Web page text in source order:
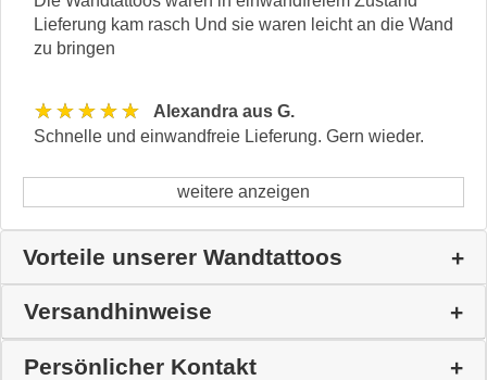
Lieferung kam rasch Und sie waren leicht an die Wand
zu bringen
★★★★★
Alexandra aus G.
Schnelle und einwandfreie Lieferung. Gern wieder.
weitere anzeigen
Vorteile unserer Wandtattoos
Versandhinweise
Persönlicher Kontakt